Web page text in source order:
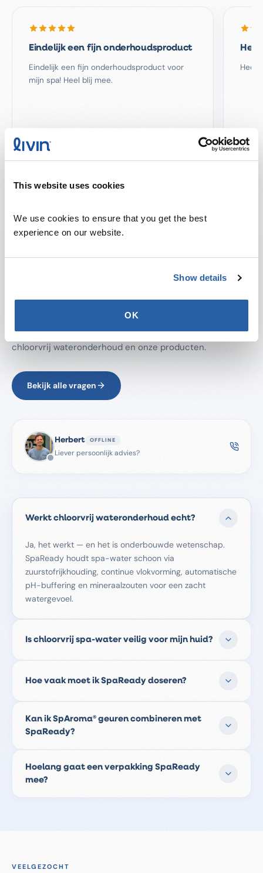
This website uses cookies
We use cookies to ensure that you get the best
experience on our website.
Show details
OK
Eindelijk een fijn onderhoudsproduct
Eindelijk een fijn onderhoudsproduct voor
mijn spa! Heel blij mee.
J
Nederland · juli 2026
Heel
Vind snel antwoord op de meest gestelde vragen over
chloorvrij wateronderhoud en onze producten.
Bekijk alle vragen
Herbert OFFLINE
Liever persoonlijk advies?
Werkt chloorvrij wateronderhoud echt?
Ja, het werkt — en het is onderbouwde wetenschap.
SpaReady houdt spa-water schoon via
zuurstofrijkhouding, continue vlokvorming, automatische
pH-buffering en mineraalzouten voor een zacht
watergevoel.
Is chloorvrij spa-water veilig voor mijn huid?
geen actief zuurstof. Mensen met gevoelige huid,
Hoe vaak moet ik SpaReady doseren?
verstandig om eens per twee weken zo'n 10% van het
water te verversen. De filterpomp moet 24/7 blijven
draaien.
Kan ik SpAroma® geuren combineren met
SpaReady?
perfect samen te werken met het SpaReady systeem.
Ze bevatten geen chemicaliën die het chloorvrije
Hoelang gaat een verpakking SpaReady
mee?
VEELGEZOCHT